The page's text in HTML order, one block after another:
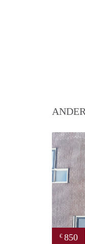
€ 850